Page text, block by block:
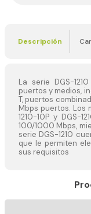
Descripción
La serie DGS-
puertos y medios,
T, puertos
Mbps puertos. Los
1210-10P y DGS-
100/1000 Mbps,
serie DGS-1210
que le permiten
sus requisitos